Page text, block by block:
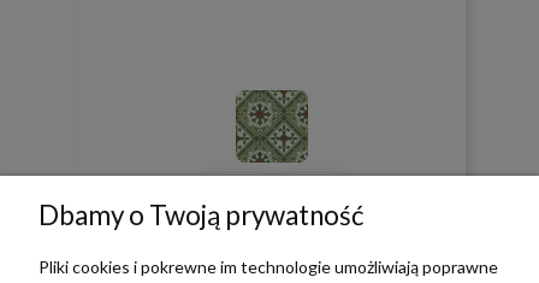
Dbamy o Twoją prywatność
Pliki cookies i pokrewne im technologie umożliwiają poprawne